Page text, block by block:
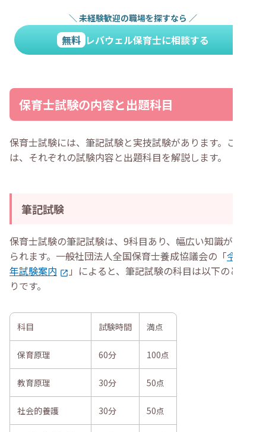
＼ 未経験歓迎の職場を探すなら ／
無料 レバウェル保育士に相談する
保育士試験の内容と出題科目
保育士試験には、筆記試験と実技試験があります。ここで
は、それぞれの試験内容と出題科目を解説します。
筆記試験
保育士試験の筆記試験は、9科目あり、幅広い知識が求め
られます。一般社団法人全国保育士養成協議会の「令和7
年試験案内
」によると、筆記試験の科目は以下のとお
りです。
科目 試験時間 満点
保育原理 60分 100点
教育原理 30分 50点
社会的養護 30分 50点